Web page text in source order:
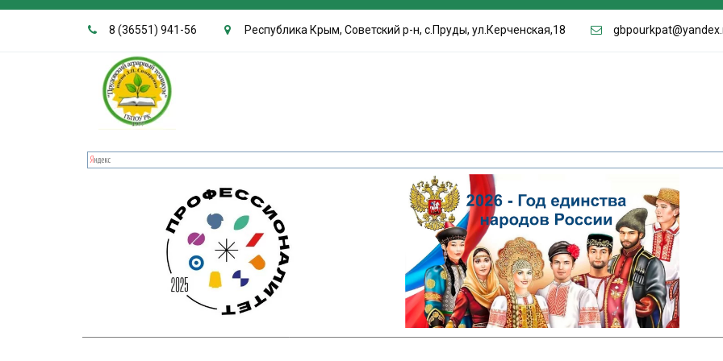
8 (36551) 941-56 Республика Крым, Советский р-н, с.Пруды, ул.Керченская,18